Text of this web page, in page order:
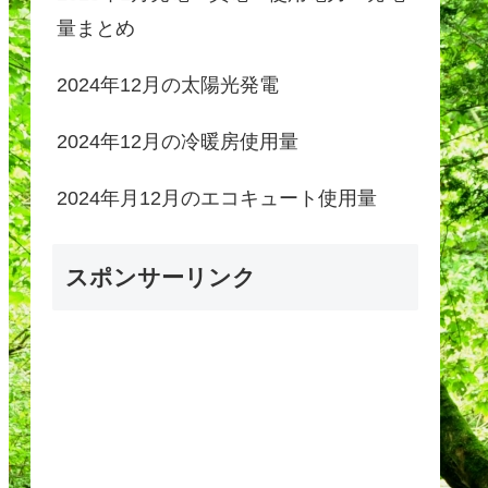
量まとめ
2024年12月の太陽光発電
2024年12月の冷暖房使用量
2024年月12月のエコキュート使用量
スポンサーリンク